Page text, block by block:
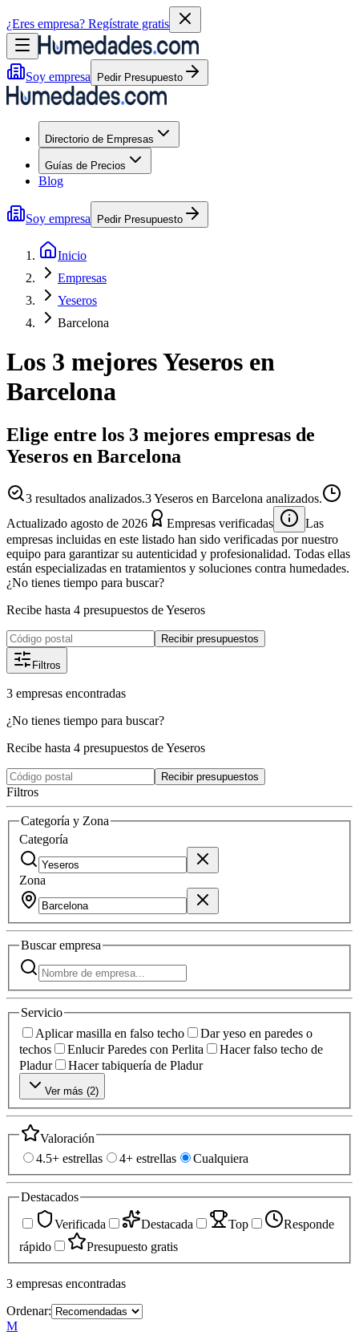
¿Eres empresa? Regístrate gratis
Soy empresa Pedir Presupuesto
Directorio de Empresas
Guías de Precios
Blog
Soy empresa Pedir Presupuesto
Inicio
Empresas
Yeseros
Barcelona
Los 3 mejoresYeseros en
Barcelona
Elige entre los 3 mejores empresas de
Yeseros en Barcelona
3 resultados analizados.3 Yeseros en Barcelona analizados.
Actualizado agosto de 2026 Empresas verificadas
Las
empresas incluidas en este listado han sido verificadas por nuestro
equipo para garantizar su autenticidad y profesionalidad. Todas ellas
están especializadas en tratamientos y soluciones contra humedades.
¿No tienes tiempo para buscar?
Recibe hasta 4 presupuestos de Yeseros
Recibir presupuestos
Filtros
3 empresas encontradas
¿No tienes tiempo para buscar?
Recibe hasta 4 presupuestos de Yeseros
Recibir presupuestos
Filtros
Categoría y Zona
Categoría
Zona
Buscarempresa
Servicio
Aplicar masilla en falso techo
Dar yeso en paredes o
techos
Enlucir Paredes con Perlita
Hacer falso techo de
Pladur
Hacer tabiquería de Pladur
Ver más (2)
Valoración
4.5+ estrellas
4+ estrellas Cualquiera
Destacados
Verificada
Destacada Top
Responde
rápido
Presupuesto gratis
3 empresas encontradas
Ordenar:
M